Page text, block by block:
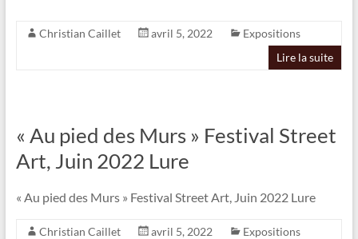
Christian Caillet avril 5, 2022
Expositions
Lire la suite
« Au pied des Murs » Festival Street
Art, Juin 2022 Lure
« Au pied des Murs » Festival Street Art, Juin 2022 Lure
Christian Caillet avril 5, 2022 Expositions